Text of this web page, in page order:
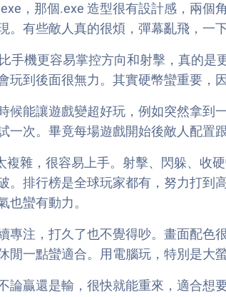
，那個.exe 造型很有設計感，兩個
有些敵人真的很煩，彈幕亂飛，一
手機更容易掌控方向和射擊，真的
到後面很無力。其實硬幣蠻重要，
候能讓遊戲變超好玩，例如突然拿
次。畢竟每場遊戲開始後敵人配置
雜，很容易上手。射擊、閃躲、收
。排行榜是全球玩家都有，努力打
也蠻有動力。
專注，打久了也不覺得吵。畫面配
一點蠻適合。用電腦玩，特別是大
論贏還是輸，很快就能重來，適合